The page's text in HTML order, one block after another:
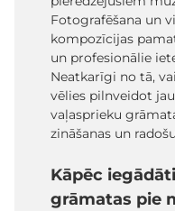
Fotografēšana un
kompozīcijas
un profesionālie
Neatkarīgi no tā,
vēlies pilnveidot
vaļasprieku
zināšanas un
Kāpēc
grāmatas pie